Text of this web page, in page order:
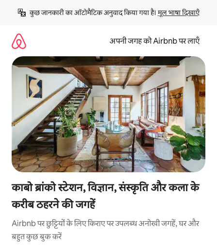
छोड़कर
कॉन्टेंट
कुछ जानकारी का ऑटोमैटिक अनुवाद किया गया है। मूल भाषा दिखाएँ
अपनी जगह को Airbnb पर लाएँ
काबो ब्रांको स्टेशन, विज्ञान, संस्कृति और कला के
करीब ठहरने की जगहें
Airbnb पर छुट्टियों के लिए किराए पर उपलब्ध अनोखी जगहें, घर और
बहुत कुछ बुक करें